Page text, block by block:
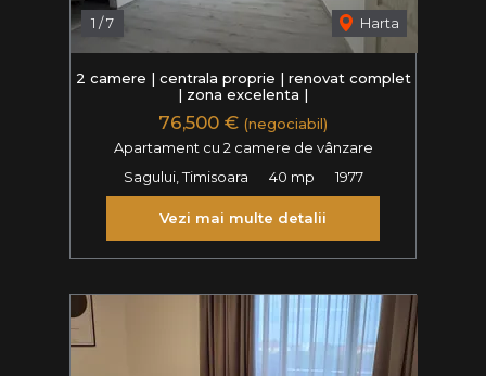
1 /7 Harta
2 camere | centrala proprie | renovat complet
| zona excelenta |
76,500 € (negociabil)
Apartament cu 2 camere de vânzare
Sagului, Timisoara
40 mp 1977
Vezi mai multe detalii